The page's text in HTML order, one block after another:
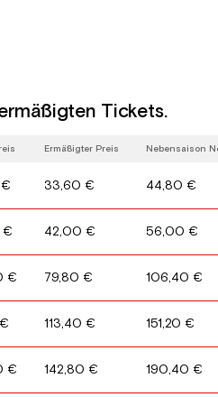
Tickets.
Ermäßigter Preis Nebensaison
33,60 € 44,80 €
€ 42,00 € 56,00 €
€ 79,80 € 106,40 €
113,40 € 151,20 €
€ 142,80 € 190,40 €